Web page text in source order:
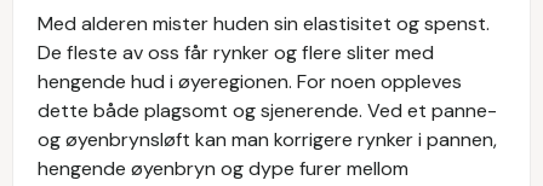
Med alderen mister huden sin elastisitet og spenst.
De fleste av oss får rynker og flere sliter med
hengende hud i øyeregionen. For noen oppleves
dette både plagsomt og sjenerende. Ved et panne-
og øyenbrynsløft kan man korrigere rynker i pannen,
hengende øyenbryn og dype furer mellom